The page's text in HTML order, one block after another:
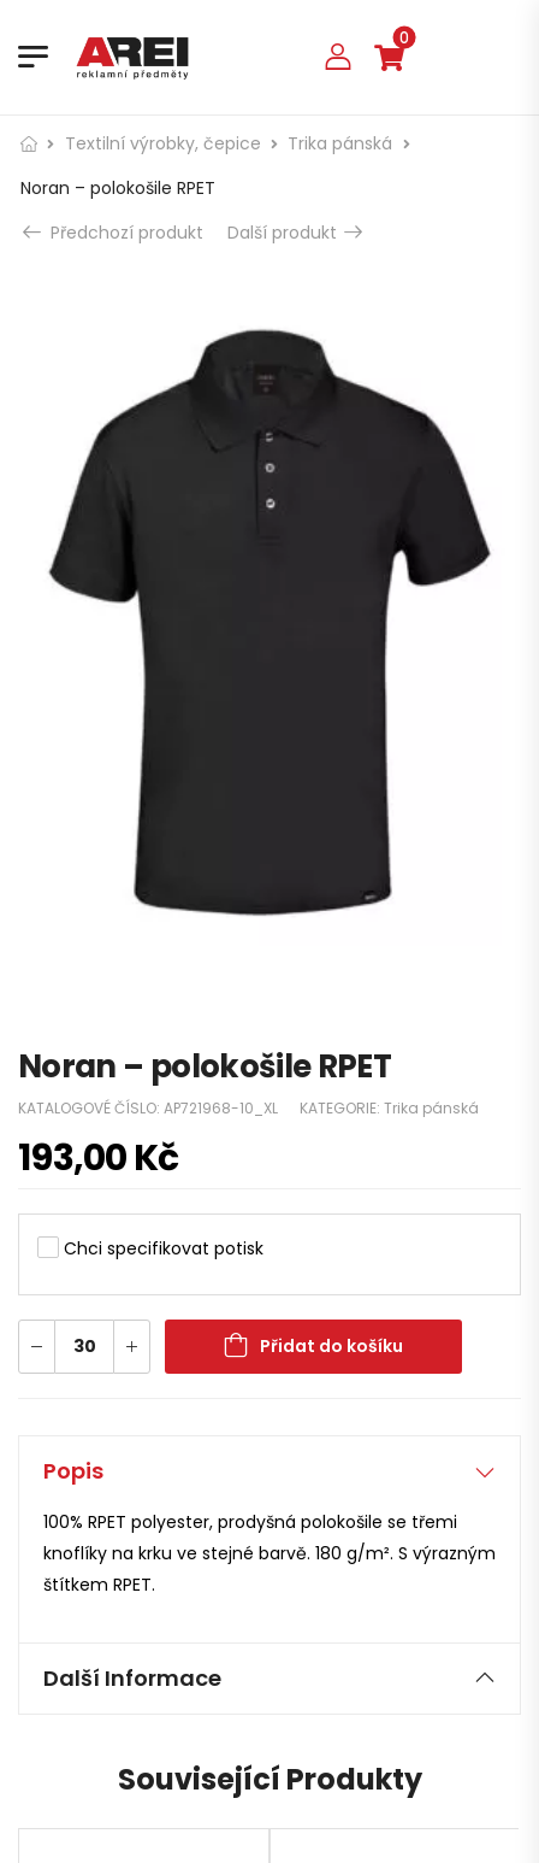
0
Textilní výrobky, čepice
Trika pánská
Noran – polokošile RPET
Předchozí produkt
Další produkt
Noran – polokošile RPET
KATALOGOVÉ ČÍSLO: AP721968-10_XL KATEGORIE: Trika pánská
193,00Kč
Chci specifikovat potisk
Přidat do košíku
Popis
100% RPET polyester, prodyšná polokošile se třemi
knoflíky na krku ve stejné barvě. 180 g/m². S výrazným
štítkem RPET.
Další Informace
Související Produkty